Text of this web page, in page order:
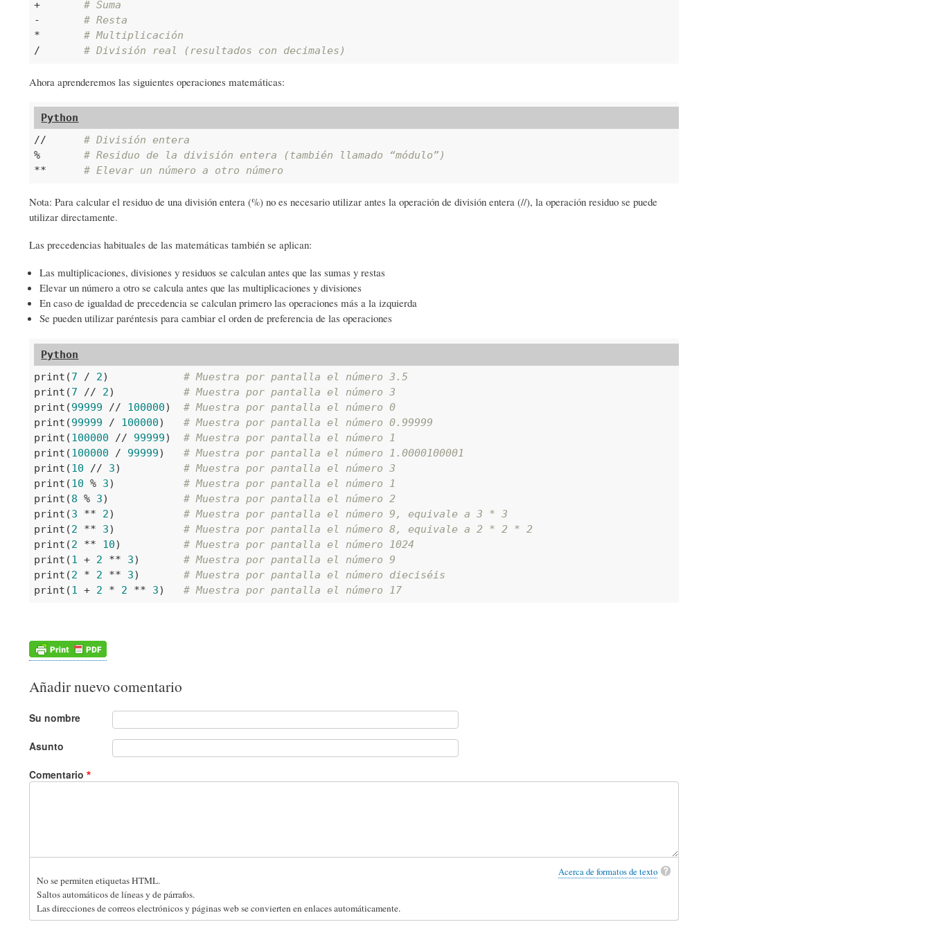
+ # Suma
- # Resta
* # Multiplicación
/ # División real (resultados con decimales)
Ahora aprenderemos las siguientes operaciones matemáticas:
// # División entera
% # Residuo de la división entera (también llamado “módulo”)
** # Elevar un número a otro número
Nota: Para calcular el residuo de una división entera (%) no es necesario utilizar antes la operación de división entera (//), la operación residuo se puede
utilizar directamente.
Las precedencias habituales de las matemáticas también se aplican:
Las multiplicaciones, divisiones y residuos se calculan antes que las sumas y restas
Elevar un número a otro se calcula antes que las multiplicaciones y divisiones
En caso de igualdad de precedencia se calculan primero las operaciones más a la izquierda
Se pueden utilizar paréntesis para cambiar el orden de preferencia de las operaciones
print(7 / 2 ) # Muestra por pantalla el número 3.5
print(7 // 2 ) # Muestra por pantalla el número 3
print(99999 // 100000 ) # Muestra por pantalla el número 0
print(99999 / 100000 ) # Muestra por pantalla el número 0.99999
print(100000 // 99999 ) # Muestra por pantalla el número 1
print(100000 / 99999 ) # Muestra por pantalla el número 1.0000100001
print(10 // 3 ) # Muestra por pantalla el número 3
print(10 % 3 ) # Muestra por pantalla el número 1
print(8 % 3 ) # Muestra por pantalla el número 2
print(3 ** 2 ) # Muestra por pantalla el número 9, equivale a 3 * 3
print(2 ** 3 ) # Muestra por pantalla el número 8, equivale a 2 * 2 * 2
print(2 ** 10 ) # Muestra por pantalla el número 1024
print(1 + 2 ** 3 ) # Muestra por pantalla el número 9
print(2 * 2 ** 3 ) # Muestra por pantalla el número dieciséis
print(1 + 2 * 2 ** 3 ) # Muestra por pantalla el número 17
Añadir nuevo comentario
Su nombre
Asunto
Comentario
Acerca de formatos de texto
No se permiten etiquetas HTML.
Saltos automáticos de líneas y de párrafos.
Las direcciones de correos electrónicos y páginas web se convierten en enlaces automáticamente.